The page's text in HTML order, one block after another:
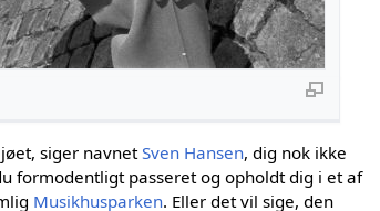
siger navnetSven Hansen, dig nok ikke
formodentligt passeret og opholdt dig i et af
Musikhusparken. Eller det vil sige, den